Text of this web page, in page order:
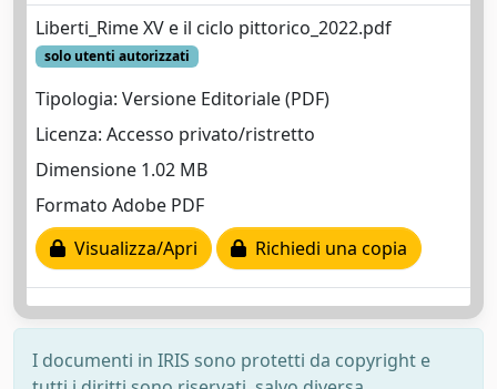
Liberti_Rime XV e il ciclo pittorico_2022.pdf
solo utenti autorizzati
Tipologia: Versione Editoriale (PDF)
Licenza: Accesso privato/ristretto
Dimensione 1.02 MB
Formato Adobe PDF
Visualizza/Apri
Richiedi una copia
I documenti in IRIS sono protetti da copyright e